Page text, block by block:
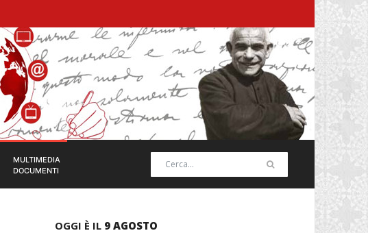
MULTIMEDIA
DOCUMENTI
OGGI È IL 9 AGOSTO